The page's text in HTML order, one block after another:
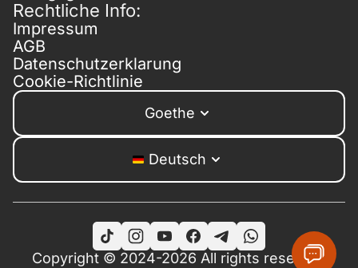
Rechtliche Info:
Impressum
AGB
Datenschutzerklarung
Cookie-Richtlinie
Goethe
Deutsch
Copyright © 2024-2026 All rights reserved